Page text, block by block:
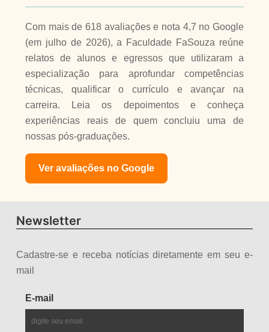
Com mais de 618 avaliações e nota 4,7 no Google
(em julho de 2026), a Faculdade FaSouza reúne
relatos de alunos e egressos que utilizaram a
especialização para aprofundar competências
técnicas, qualificar o currículo e avançar na
carreira. Leia os depoimentos e conheça
experiências reais de quem concluiu uma de
nossas pós-graduações.
Ver avaliações no Google
Newsletter
Cadastre-se e receba notícias diretamente em seu e-
mail
E-mail